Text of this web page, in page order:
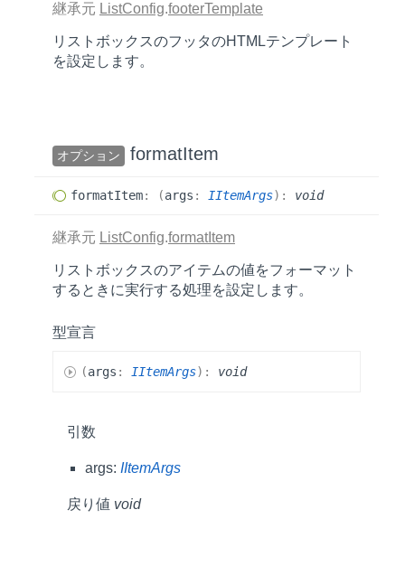
継承元 ListConfig.footerTemplate
リストボックスのフッタのHTMLテンプレート
を設定します。
オプション formatItem
formatItem: (args : IItemArgs) : void
継承元 ListConfig.formatItem
リストボックスのアイテムの値をフォーマット
するときに実行する処理を設定します。
型宣言
(args : IItemArgs) : void
引数
args: IItemArgs
戻り値 void